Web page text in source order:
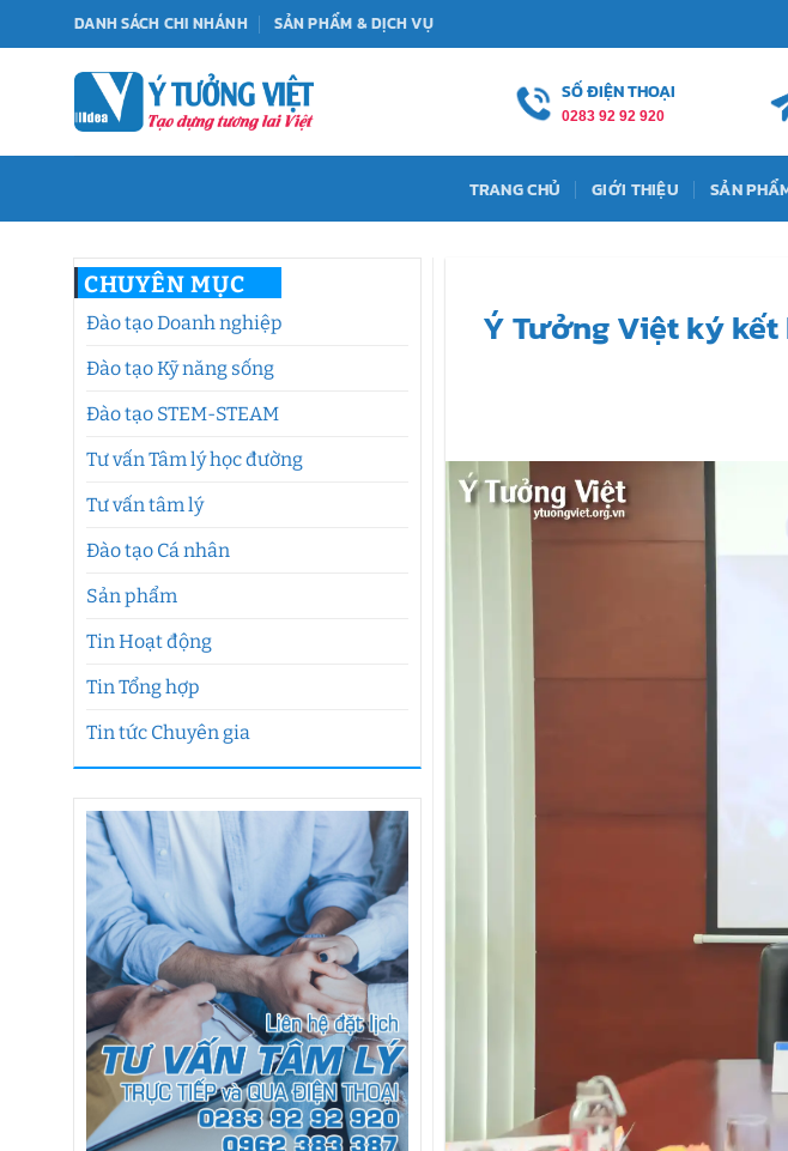
qua
DANH SÁCH CHI NHÁNH SẢN PHẨM & DỊCH VỤ
SỐ ĐIỆN THOẠI
0283 92 92 920
TRANG CHỦ GIỚI THIỆU SẢN
CHUYÊN MỤC
Đào tạo Doanh nghiệp
Đào tạo Kỹ năng sống
Đào tạo STEM-STEAM
Tư vấn Tâm lý học đường
Tư vấn tâm lý
Đào tạo Cá nhân
Sản phẩm
Tin Hoạt động
Tin Tổng hợp
Tin tức Chuyên gia
Ý Tưởng Việt ký